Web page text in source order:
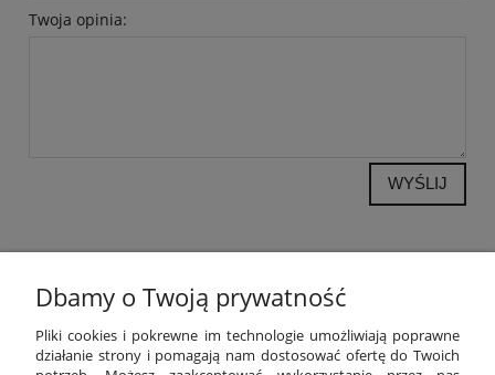
Twoja opinia:
WYŚLIJ
POMOC
Dbamy o Twoją prywatność
Pliki cookies i pokrewne im technologie umożliwiają poprawne
działanie strony i pomagają nam dostosować ofertę do Twoich